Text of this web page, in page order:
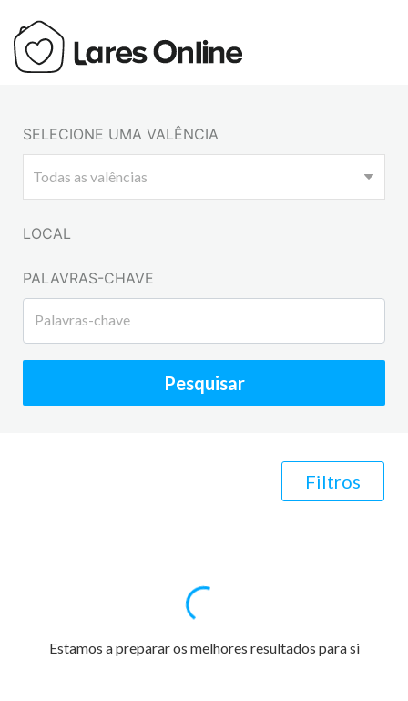
SELECIONE UMA VALÊNCIA
LOCAL
PALAVRAS-CHAVE
Pesquisar
Filtros
Estamos a preparar os melhores resultados para si